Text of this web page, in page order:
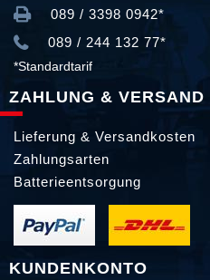
089 / 3398 0942*
089 / 244 132 77*
*Standardtarif
ZAHLUNG & VERSAND
Lieferung & Versandkosten
Zahlungsarten
Batterieentsorgung
KUNDENKONTO